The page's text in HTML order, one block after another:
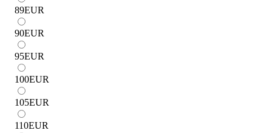
89EUR
90EUR
95EUR
100EUR
105EUR
110EUR